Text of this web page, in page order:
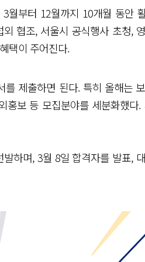
월부터 12월까지 10개월 동안
협조, 서울시 공식행사 초청,
택이 주어진다.
를 제출하면 된다. 특히 올해는
홍보 등 모집분야를 세분화했다.
하며, 3월 8일 합격자를 발표,